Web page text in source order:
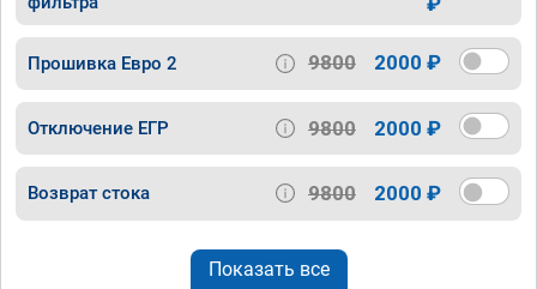
Прошивка Евро 2 9800 2000 ₽
Отключение ЕГР 9800 2000 ₽
Возврат стока 9800 2000 ₽
Показать все